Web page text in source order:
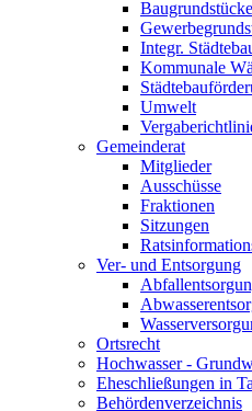
Baugrundstücke
Integr.
Kommunale
Umwelt
Gemeinderat
Mitglieder
Ausschüsse
Fraktionen
Sitzungen
Ver- und Entsorgung
Ortsrecht
Hochwasser -
Eheschließungen in
Behördenverzeichnis